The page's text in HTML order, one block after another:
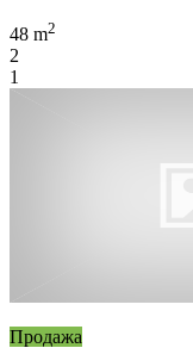
48 m2
2
1
Продажа